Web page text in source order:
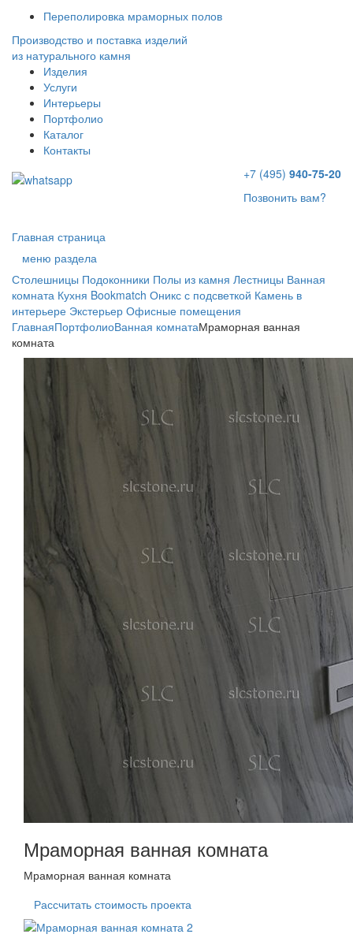
Переполировка мраморных полов
Производство и поставка изделий
из натурального камня
Изделия
Услуги
Интерьеры
Портфолио
Каталог
Контакты
+7 (495) 940-75-20
Позвонить вам?
Главная страница
меню раздела
Столешницы Подоконники Полы из камня Лестницы Ванная
комната Кухня Bookmatch Оникс с подсветкой Камень в
интерьере Экстерьер Офисные помещения
ГлавнаяПортфолиоВанная комнатаМраморная ванная
комната
Мраморная ванная комната
Мраморная ванная комната
Рассчитать стоимость проекта